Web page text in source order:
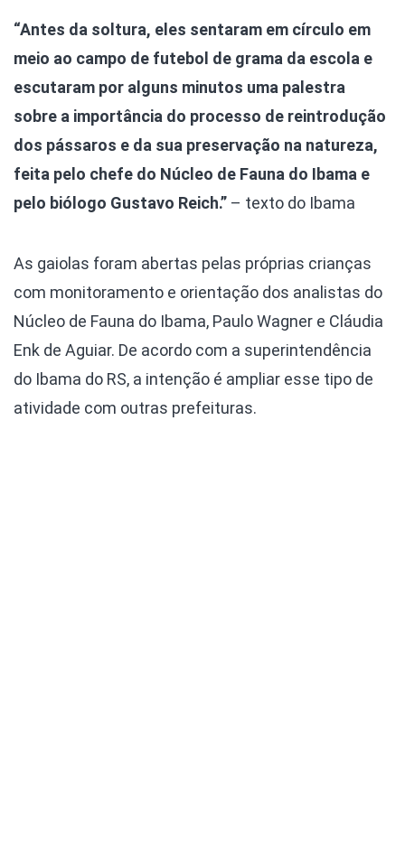
“Antes da soltura, eles sentaram em círculo em
meio ao campo de futebol de grama da escola e
escutaram por alguns minutos uma palestra
sobre a importância do processo de reintrodução
dos pássaros e da sua preservação na natureza,
feita pelo chefe do Núcleo de Fauna do Ibama e
pelo biólogo Gustavo Reich.” – texto do Ibama
As gaiolas foram abertas pelas próprias crianças
com monitoramento e orientação dos analistas do
Núcleo de Fauna do Ibama, Paulo Wagner e Cláudia
Enk de Aguiar. De acordo com a superintendência
do Ibama do RS, a intenção é ampliar esse tipo de
atividade com outras prefeituras.